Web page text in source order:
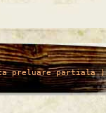
preluare partiala )